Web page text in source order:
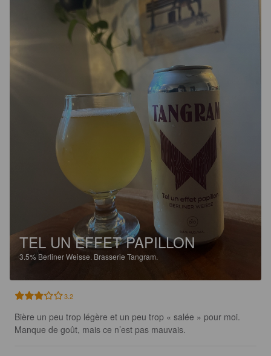
TEL UN EFFET PAPILLON
3.5% Berliner Weisse. Brasserie Tangram.
3.2
Bière un peu trop légère et un peu trop « salée » pour moi.
Manque de goût, mais ce n’est pas mauvais.